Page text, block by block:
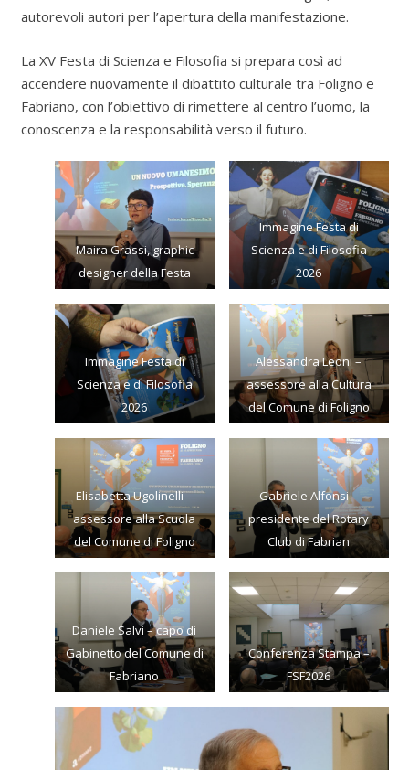
autorevoli autori per l’apertura della manifestazione.
La XV Festa di Scienza e Filosofia si prepara così ad
accendere nuovamente il dibattito culturale tra Foligno e
Fabriano, con l’obiettivo di rimettere al centro l’uomo, la
conoscenza e la responsabilità verso il futuro.
Maira Grassi, graphic
designer della Festa
Immagine Festa di
Scienza e di Filosofia
2026
Immagine Festa di
Scienza e di Filosofia
2026
Alessandra Leoni –
assessore alla Cultura
del Comune di Foligno
Elisabetta Ugolinelli –
assessore alla Scuola
del Comune di Foligno
Gabriele Alfonsi –
presidente del Rotary
Club di Fabrian
Daniele Salvi – capo di
Gabinetto del Comune di
Fabriano
Conferenza Stampa –
FSF2026